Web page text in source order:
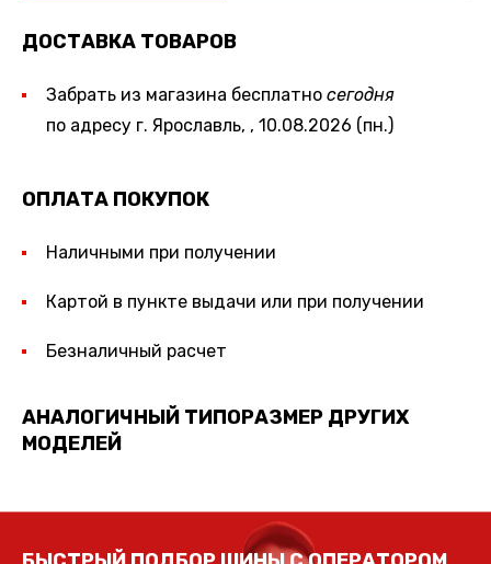
ДОСТАВКА ТОВАРОВ
Забрать из магазина бесплатно сегодня
по адресу г. Ярославль, , 10.08.2026 (пн.)
ОПЛАТА ПОКУПОК
Наличными при получении
Картой в пункте выдачи или при получении
Безналичный расчет
АНАЛОГИЧНЫЙ ТИПОРАЗМЕР ДРУГИХ
МОДЕЛЕЙ